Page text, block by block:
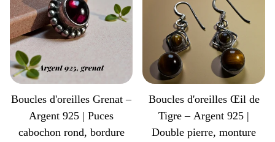
Boucles d'oreilles Grenat –
Argent 925 | Puces
cabochon rond, bordure
Boucles d'oreilles Œil de
Tigre – Argent 925 |
Double pierre, monture